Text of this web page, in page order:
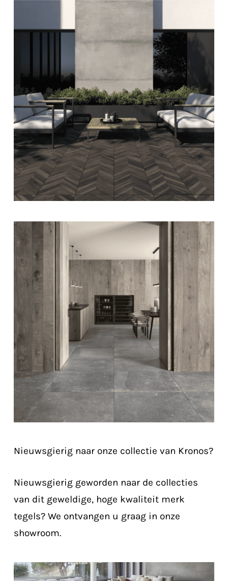
Nieuwsgierig naar onze collectie van Kronos?
Nieuwsgierig geworden naar de collecties
van dit geweldige, hoge kwaliteit merk
tegels? We ontvangen u graag in onze
showroom.